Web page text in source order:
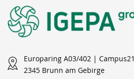
Europaring A03/402 | Campus21
2345 Brunn am Gebirge